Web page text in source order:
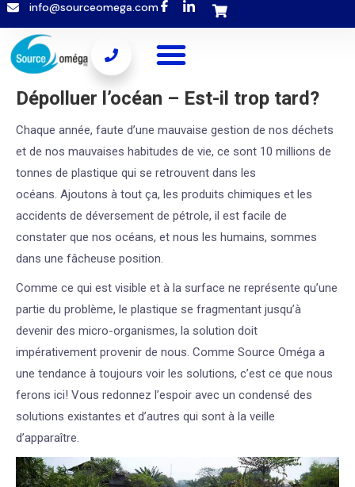
info@sourceomega.com
Popup template not selected
Dépolluer l’océan – Est-il trop tard?
Chaque année, faute d’une mauvaise gestion de nos déchets
et de nos mauvaises habitudes de vie, ce sont 10 millions de
tonnes de plastique qui se retrouvent dans les
océans. Ajoutons à tout ça, les produits chimiques et les
accidents de déversement de pétrole, il est facile de
constater que nos océans, et nous les humains, sommes
dans une fâcheuse position.
Comme ce qui est visible et à la surface ne représente qu’une
partie du problème, le plastique se fragmentant jusqu’à
devenir des micro-organismes, la solution doit
impérativement provenir de nous. Comme Source Oméga a
une tendance à toujours voir les solutions, c’est ce que nous
ferons ici! Vous redonnez l’espoir avec un condensé des
solutions existantes et d’autres qui sont à la veille
d’apparaître.